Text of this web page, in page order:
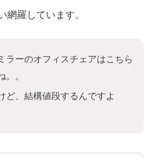
網羅しています。
ラーのオフィスチェアはこちら
。。
ど、結構値段するんですよ